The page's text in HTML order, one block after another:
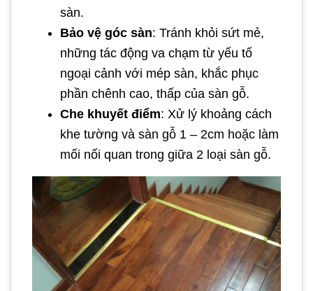
sàn.
Bảo vệ góc sàn: Tránh khỏi sứt mẻ,
những tác động va chạm từ yếu tố
ngoại cảnh với mép sàn, khắc phục
phần chênh cao, thấp của sàn gỗ.
Che khuyết điểm: Xử lý khoảng cách
khe tường và sàn gỗ 1 – 2cm hoặc làm
mối nối quan trong giữa 2 loại sàn gỗ.